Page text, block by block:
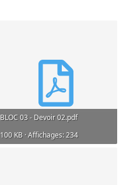
BLOC 03 - Devoir 02.pdf
100 KB · Affichages: 234